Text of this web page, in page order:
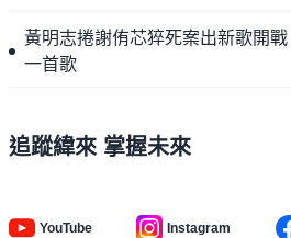
黃明志捲謝侑芯猝死案出新歌開
一首歌
追蹤緯來 掌握未來
YouTube Instagram